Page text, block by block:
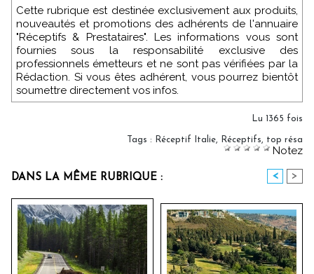
Cette rubrique est destinée exclusivement aux produits,
nouveautés et promotions des adhérents de l'annuaire
"Réceptifs & Prestataires". Les informations vous sont
fournies sous la responsabilité exclusive des
professionnels émetteurs et ne sont pas vérifiées par la
Rédaction. Si vous êtes adhérent, vous pourrez bientôt
soumettre directement vos infos.
Lu 1365 fois
Tags : Réceptif Italie Réceptifs top résa
Notez
DANS LA MÊME RUBRIQUE : < >